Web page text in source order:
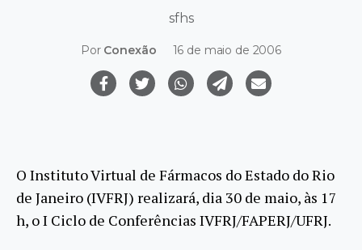
sfhs
Por Conexão 16 de maio de 2006
O Instituto Virtual de Fármacos do Estado do Rio
de Janeiro (IVFRJ) realizará, dia 30 de maio, às 17
h, o I Ciclo de Conferências IVFRJ/FAPERJ/UFRJ.